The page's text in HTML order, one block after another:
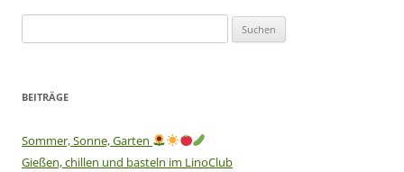
nach:
BEITRÄGE
Sommer, Sonne, Garten
Gießen, chillen und basteln im LinoClub